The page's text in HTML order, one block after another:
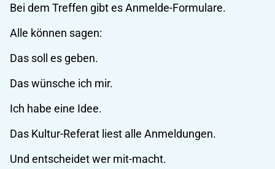
Bei dem Treffen gibt es Anmelde-Formulare.
Alle können sagen:
Das soll es geben.
Das wünsche ich mir.
Ich habe eine Idee.
Das Kultur-Referat liest alle Anmeldungen.
Und entscheidet wer mit-macht.